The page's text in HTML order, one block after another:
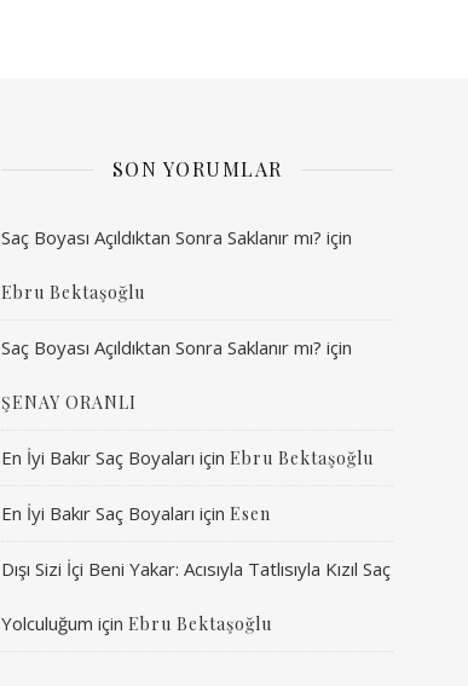
SON YORUMLAR
Saç Boyası Açıldıktan Sonra Saklanır mı? için
Ebru Bektaşoğlu
Saç Boyası Açıldıktan Sonra Saklanır mı? için
ŞENAY ORANLI
En İyi Bakır Saç Boyaları için Ebru Bektaşoğlu
En İyi Bakır Saç Boyaları için Esen
Dışı Sizi İçi Beni Yakar: Acısıyla Tatlısıyla Kızıl Saç
Yolculuğum için Ebru Bektaşoğlu